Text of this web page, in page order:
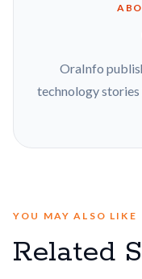
OraInfo
technology stories
YOU MAY ALSO LIKE
Related